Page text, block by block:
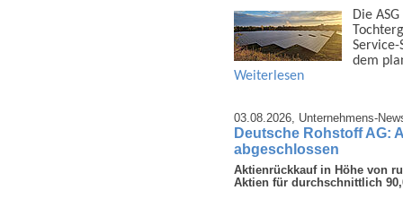
Die
Service-
dem
Weiterlesen
03.08.2026, Unternehmens-
Deutsche Rohstoff AG:
abgeschlossen
Aktienrückkauf in Höhe von
Aktien für durchschnittlich